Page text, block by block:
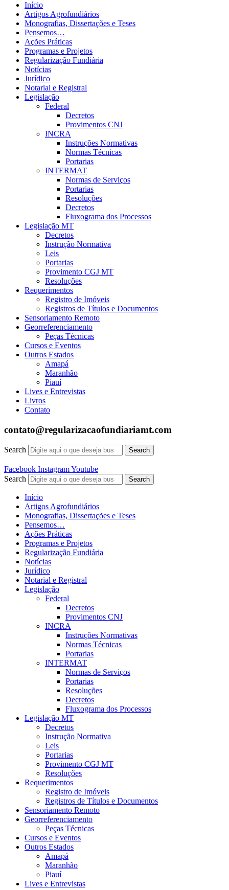
Início
Artigos Agrofundiários
Monografias, Dissertações e Teses
Pensemos…
Ações Práticas
Programas e Projetos
Regularização Fundiária
Notícias
Jurídico
Notarial e Registral
Legislação
Federal
Decretos
Provimentos CNJ
INCRA
Instruções Normativas
Normas Técnicas
Portarias
INTERMAT
Normas de Serviços
Portarias
Resoluções
Decretos
Fluxograma dos Processos
Legislação MT
Decretos
Instrução Normativa
Leis
Portarias
Provimento CGJ MT
Resoluções
Requerimentos
Registro de Imóveis
Registros de Títulos e Documentos
Sensoriamento Remoto
Georreferenciamento
Peças Técnicas
Cursos e Eventos
Outros Estados
Amapá
Maranhão
Piauí
Lives e Entrevistas
Livros
Contato
contato@regularizacaofundiariamt.com
Search Search
Facebook InstagramYoutube
Search
Search
Início
Artigos Agrofundiários
Monografias, Dissertações e Teses
Pensemos…
Ações Práticas
Programas e Projetos
Regularização Fundiária
Notícias
Jurídico
Notarial e Registral
Legislação
Federal
Decretos
Provimentos CNJ
INCRA
Instruções Normativas
Normas Técnicas
Portarias
INTERMAT
Normas de Serviços
Portarias
Resoluções
Decretos
Fluxograma dos Processos
Legislação MT
Decretos
Instrução Normativa
Leis
Portarias
Provimento CGJ MT
Resoluções
Requerimentos
Registro de Imóveis
Registros de Títulos e Documentos
Sensoriamento Remoto
Georreferenciamento
Peças Técnicas
Cursos e Eventos
Outros Estados
Amapá
Maranhão
Piauí
Lives e Entrevistas